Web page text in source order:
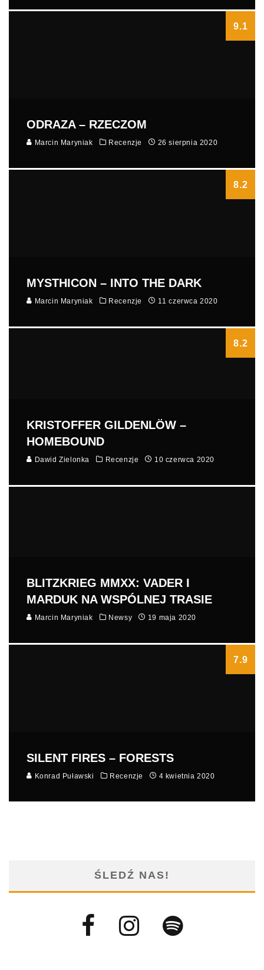
9.1
ODRAZA – RZECZOM
Marcin Maryniak Recenzje 26 sierpnia 2020
8.2
MYSTHICON – INTO THE DARK
Marcin Maryniak Recenzje 11 czerwca 2020
8.2
KRISTOFFER GILDENLÖW –
HOMEBOUND
Dawid Zielonka Recenzje 10 czerwca 2020
BLITZKRIEG MMXX: VADER I
MARDUK NA WSPÓLNEJ TRASIE
Marcin Maryniak Newsy 19 maja 2020
7.9
SILENT FIRES – FORESTS
Konrad Puławski Recenzje 4 kwietnia 2020
ŚLEDŹ NAS!